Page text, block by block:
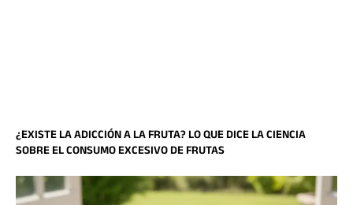
¿EXISTE LA ADICCIÓN A LA FRUTA? LO QUE DICE LA CIENCIA
SOBRE EL CONSUMO EXCESIVO DE FRUTAS